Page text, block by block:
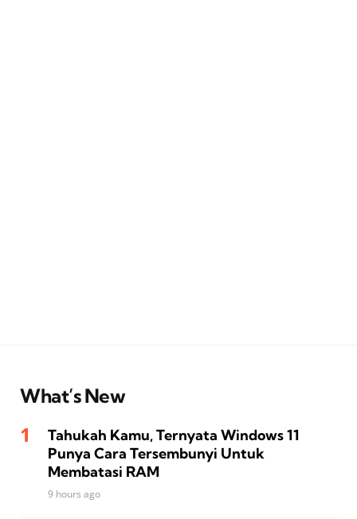
What’s New
Tahukah Kamu, Ternyata Windows 11
Punya Cara Tersembunyi Untuk
Membatasi RAM
9 hours ago